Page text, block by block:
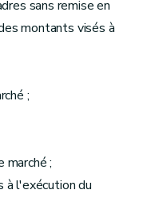
sans remise en
montants visés à
;
marché ;
à l'exécution du